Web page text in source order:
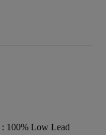
100% Low Lead